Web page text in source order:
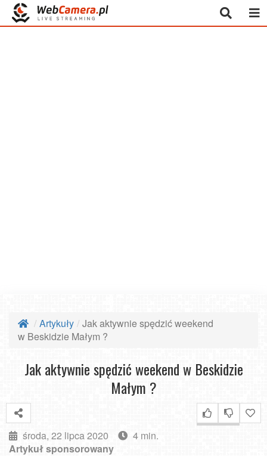
Artykuły
Jak aktywnie spędzić weekend
w Beskidzie Małym ?
Jak aktywnie spędzić weekend w Beskidzie
Małym ?
środa, 22 lipca 2020
4 min.
Artykuł sponsorowany